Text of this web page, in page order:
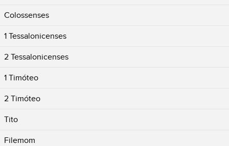
Colossenses
1 Tessalonicenses
2 Tessalonicenses
1 Timóteo
2 Timóteo
Tito
Filemom